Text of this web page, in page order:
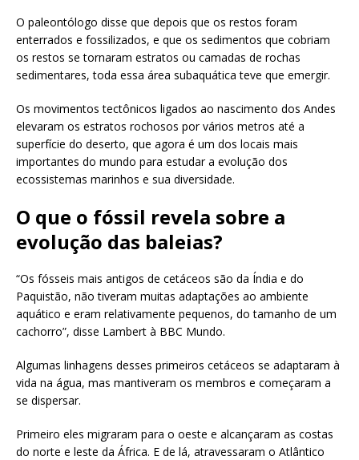
O paleontólogo disse que depois que os restos foram
enterrados e fossilizados, e que os sedimentos que cobriam
os restos se tornaram estratos ou camadas de rochas
sedimentares, toda essa área subaquática teve que emergir.
Os movimentos tectônicos ligados ao nascimento dos Andes
elevaram os estratos rochosos por vários metros até a
superfície do deserto, que agora é um dos locais mais
importantes do mundo para estudar a evolução dos
ecossistemas marinhos e sua diversidade.
O que o fóssil revela sobre a
evolução das baleias?
“Os fósseis mais antigos de cetáceos são da Índia e do
Paquistão, não tiveram muitas adaptações ao ambiente
aquático e eram relativamente pequenos, do tamanho de um
cachorro”, disse Lambert à BBC Mundo.
Algumas linhagens desses primeiros cetáceos se adaptaram à
vida na água, mas mantiveram os membros e começaram a
se dispersar.
Primeiro eles migraram para o oeste e alcançaram as costas
do norte e leste da África. E de lá, atravessaram o Atlântico